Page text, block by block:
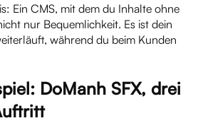
Ein CMS, mit dem du Inhalte ohne
nur Bequemlichkeit. Es ist dein
während du beim Kunden
DoManh SFX, drei